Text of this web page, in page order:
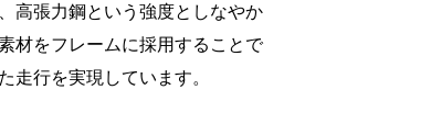
高張力鋼という強度としなやか
材をフレームに採用することで
走行を実現しています。